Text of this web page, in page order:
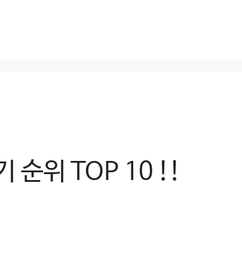
순위 TOP 10 !!